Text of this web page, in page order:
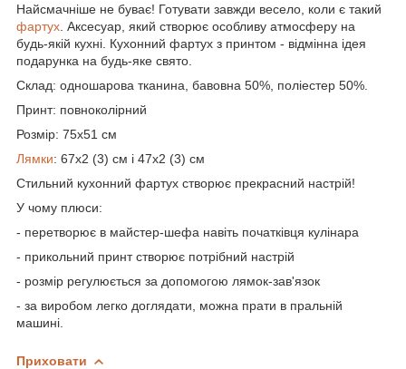
Найсмачніше не буває! Готувати завжди весело, коли є такий
фартух . Аксесуар, який створює особливу атмосферу на
будь-якій кухні. Кухонний фартух з принтом - відмінна ідея
подарунка на будь-яке свято.
Склад: одношарова тканина, бавовна 50%, поліестер 50%.
Принт: повноколірний
Розмір: 75х51 см
Лямки: 67х2 (3) см і 47х2 (3) см
Стильний кухонний фартух створює прекрасний настрій!
У чому плюси:
- перетворює в майстер-шефа навіть початківця кулінара
- прикольний принт створює потрібний настрій
- розмір регулюється за допомогою лямок-зав'язок
- за виробом легко доглядати, можна прати в пральній
машині.
Приховати